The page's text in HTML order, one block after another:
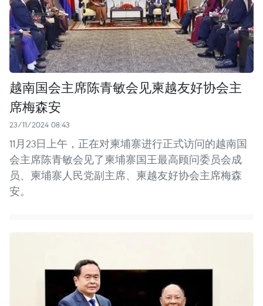
越南国会主席陈青敏会见柬越友好协会主
席梅森安
23/11/2024 08:43
11月23日上午，正在对柬埔寨进行正式访问的越南国
会主席陈青敏会见了柬埔寨国王最高顾问委员会成
员、柬埔寨人民党副主席、柬越友好协会主席梅森
安。